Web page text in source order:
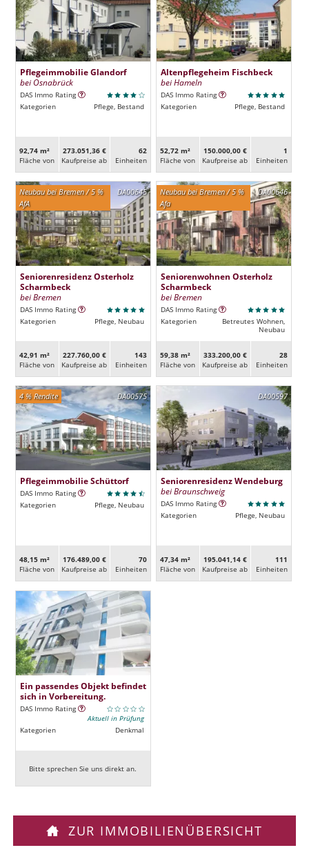
Pflegeimmobilie Glandorf
bei Osnabrück
DAS Immo Rating
Kategorien
Pflege, Bestand
92,74 m²
Fläche von
273.051,36 €
Kaufpreise ab
62
Ein­heiten
Altenpflegeheim Fischbeck
bei Hameln
DAS Immo Rating
Kategorien
Pflege, Bestand
52,72 m²
Fläche von
150.000,00 €
Kaufpreise ab
1
Ein­heiten
DA00645
Neubau bei Bremen / 5 %
AfA
Seniorenresidenz Osterholz
Scharmbeck
bei Bremen
DAS Immo Rating
Kategorien
Pflege, Neubau
42,91 m²
Fläche von
227.760,00 €
Kaufpreise ab
143
Ein­heiten
DA00646
Neubau bei Bremen / 5 %
Afa
Seniorenwohnen Osterholz
Scharmbeck
bei Bremen
DAS Immo Rating
Kategorien
Betreutes Wohnen,
Neubau
59,38 m²
Fläche von
333.200,00 €
Kaufpreise ab
28
Ein­heiten
DA00575
4 % Rendite
Pflegeimmobilie Schüttorf
DAS Immo Rating
Kategorien
Pflege, Neubau
48,15 m²
Fläche von
176.489,00 €
Kaufpreise ab
70
Ein­heiten
DA00597
Seniorenresidenz Wendeburg
bei Braunschweig
DAS Immo Rating
Kategorien
Pflege, Neubau
47,34 m²
Fläche von
195.041,14 €
Kaufpreise ab
111
Ein­heiten
Ein passendes Objekt befindet
sich in Vorbereitung.
DAS Immo Rating
Aktuell in Prüfung
Kategorien
Denkmal
Bitte sprechen Sie uns direkt an.
ZUR IMMOBILIENÜBERSICHT